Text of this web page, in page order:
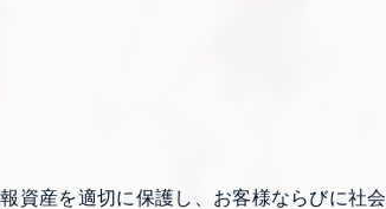
資産を適切に保護し、お客様ならびに社